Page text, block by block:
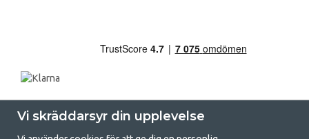
Vi skräddarsyr din upplevelse